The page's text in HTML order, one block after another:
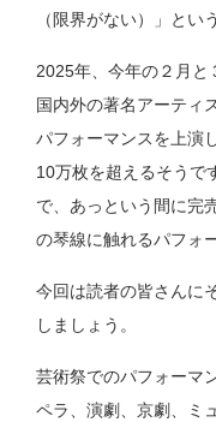
（限界がない）」とい
2025年、今年の２月と
国内外の著名アーティ
パフォーマンスを上演
10万枚を超えるそうで
で、あっという間に完
の琴線に触れるパフォ
今回は読者の皆さんに
しましょう。
芸術祭でのパフォーマ
ペラ、演劇、京劇、ミ